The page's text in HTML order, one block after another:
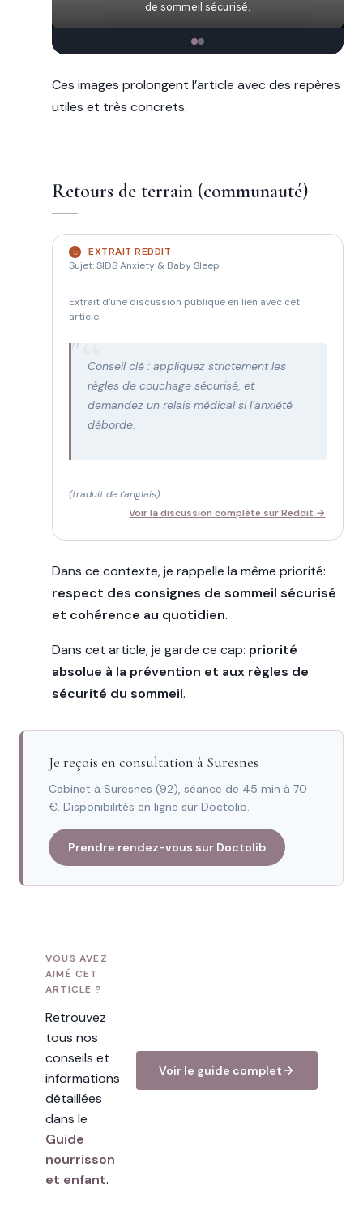
de sommeil sécurisé.
Ces images prolongent l’article avec des repères
utiles et très concrets.
Retours de terrain (communauté)
EXTRAIT REDDIT
Sujet: SIDS Anxiety & Baby Sleep
Extrait d'une discussion publique en lien avec cet
article.
"
Conseil clé : appliquez strictement les
règles de couchage sécurisé, et
demandez un relais médical si l’anxiété
déborde.
(traduit de l'anglais)
Voir la discussion complète sur Reddit →
Dans ce contexte, je rappelle la même priorité:
respect des consignes de sommeil sécurisé
et cohérence au quotidien.
Dans cet article, je garde ce cap: priorité
absolue à la prévention et aux règles de
sécurité du sommeil.
Je reçois en consultation à Suresnes
Cabinet à Suresnes (92), séance de 45 min à 70
€. Disponibilités en ligne sur Doctolib.
Prendre rendez-vous sur Doctolib
VOUS AVEZ
AIMÉ CET
ARTICLE ?
Retrouvez
tous nos
conseils et
informations
détaillées
dans le
Guide
nourrisson
et enfant.
Voir le guide complet